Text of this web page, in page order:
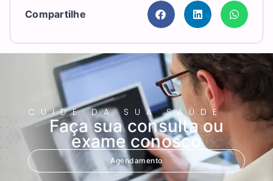
Compartilhe
CUIDE DA SUA SAÚDE
Faça sua consulta ou
exame conosco
Agendamento